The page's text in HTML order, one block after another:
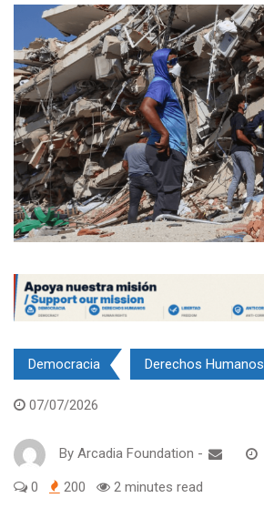
Democracia Derechos Humanos
07/07/2026
By Arcadia Foundation -
0 200 2 minutes read